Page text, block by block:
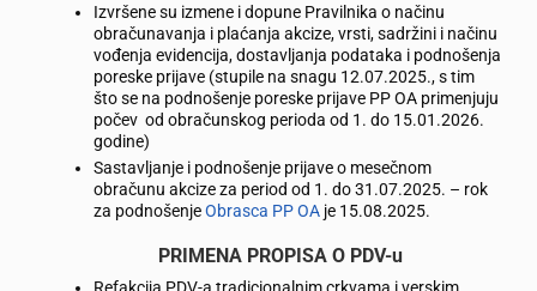
Izvršene su izmene i dopune Pravilnika o načinu
obračunavanja i plaćanja akcize, vrsti, sadržini i načinu
vođenja evidencija, dostavljanja podataka i podnošenja
poreske prijave (stupile na snagu 12.07.2025., s tim
što se na podnošenje poreske prijave PP OA primenjuju
počev od obračunskog perioda od 1. do 15.01.2026.
godine)
Sastavljanje i podnošenje prijave o mesečnom
obračunu akcize za period od 1. do 31.07.2025. – rok
za podnošenjeObrasca PP OA je 15.08.2025.
PRIMENA PROPISA O PDV-u
Refakcija PDV-a tradicionalnim crkvama i verskim